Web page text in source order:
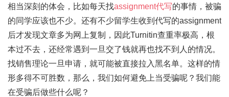
相当深刻的体会，比如每天找assignment代写的事情，被骗
的同学应该也不少。还有不少留学生收到代写的assignment
后才发现文章多为网上复制，因此Turnitin查重率极高，根
本过不去，还经常遇到一旦交了钱就再也找不到人的情况。
找销售理论一旦申请，就可能被直接拉入黑名单。这样的情
形多得不可胜数，那么，我们如何避免上当受骗呢？我们能
在受骗后做些什么呢？